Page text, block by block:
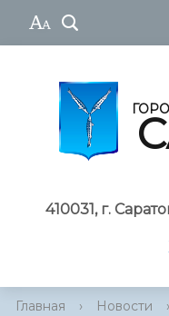
410031, г.
Главная › Новости ›